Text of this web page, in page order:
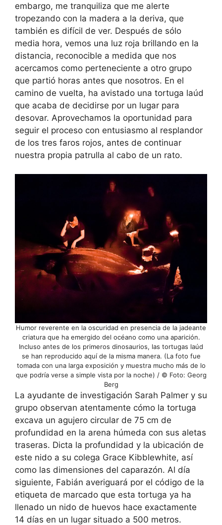
embargo, me tranquiliza que me alerte
tropezando con la madera a la deriva, que
también es difícil de ver. Después de sólo
media hora, vemos una luz roja brillando en la
distancia, reconocible a medida que nos
acercamos como perteneciente a otro grupo
que partió horas antes que nosotros. En el
camino de vuelta, ha avistado una tortuga laúd
que acaba de decidirse por un lugar para
desovar. Aprovechamos la oportunidad para
seguir el proceso con entusiasmo al resplandor
de los tres faros rojos, antes de continuar
nuestra propia patrulla al cabo de un rato.
Humor reverente en la oscuridad en presencia de la jadeante
criatura que ha emergido del océano como una aparición.
Incluso antes de los primeros dinosaurios, las tortugas laúd
se han reproducido aquí de la misma manera. (La foto fue
tomada con una larga exposición y muestra mucho más de lo
que podría verse a simple vista por la noche) / © Foto: Georg
Berg
La ayudante de investigación Sarah Palmer y su
grupo observan atentamente cómo la tortuga
excava un agujero circular de 75 cm de
profundidad en la arena húmeda con sus aletas
traseras. Dicta la profundidad y la ubicación de
este nido a su colega Grace Kibblewhite, así
como las dimensiones del caparazón. Al día
siguiente, Fabián averiguará por el código de la
etiqueta de marcado que esta tortuga ya ha
llenado un nido de huevos hace exactamente
14 días en un lugar situado a 500 metros.